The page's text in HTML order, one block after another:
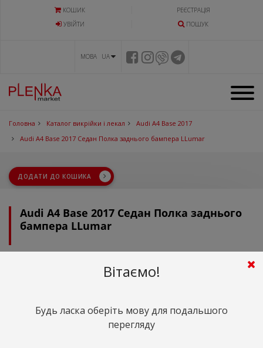
КОШИК
РЕЄСТРАЦІЯ
УВIЙТИ
ПОШУК
МОВА UA
Головна Каталог викрійки і лекал
Audi A4 Base 2017
Audi A4 Base 2017 Седан Полка заднього бампера LLumar
ДОДАТИ ДО КОШИКА
Audi A4 Base 2017 Седан Полка заднього
бампера LLumar
грн.
Вітаємо!
Будь ласка оберіть мову для подальшого
перегляду